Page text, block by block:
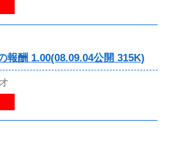
報酬 1.00(08.09.04公開 315K)